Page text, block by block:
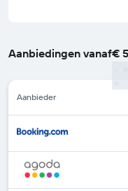
Aanbiedingen vanaf€
Aanbieder